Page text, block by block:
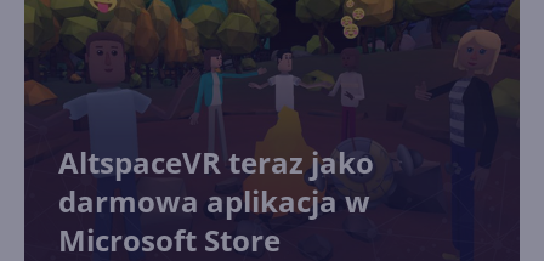
AltspaceVR teraz jako
darmowa aplikacja w
Microsoft Store